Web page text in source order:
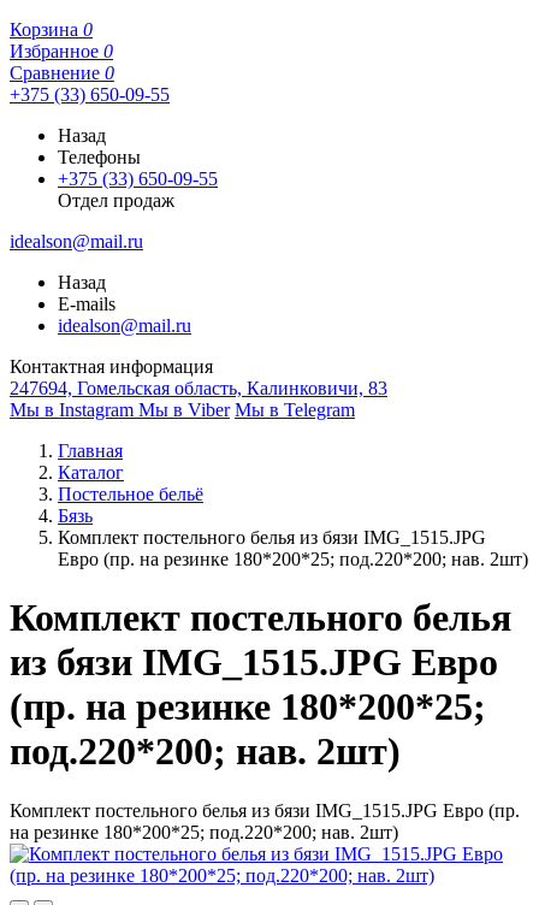
Корзина 0
Избранное 0
Сравнение 0
+375 (33) 650-09-55
Назад
Телефоны
+375 (33) 650-09-55
Отдел продаж
idealson@mail.ru
Назад
E-mails
idealson@mail.ru
Контактная информация
247694, Гомельская область, Калинковичи, 83
Мы в Instagram Мы в Viber Мы в Telegram
Главная
Каталог
Постельное бельё
Бязь
Комплект постельного белья из бязи IMG_1515.JPG
Евро (пр. на резинке 180*200*25; под.220*200; нав. 2шт)
Комплект постельного белья
из бязи IMG_1515.JPG Евро
(пр. на резинке 180*200*25;
под.220*200; нав. 2шт)
Комплект постельного белья из бязи IMG_1515.JPG Евро (пр.
на резинке 180*200*25; под.220*200; нав. 2шт)